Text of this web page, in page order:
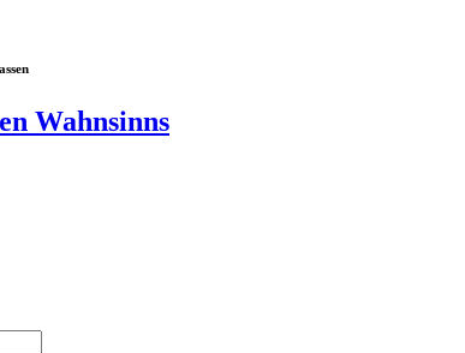
Wahnsinns